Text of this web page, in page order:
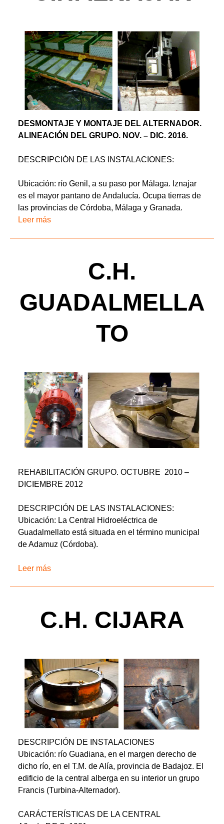
DESMONTAJE Y MONTAJE DEL ALTERNADOR.
ALINEACIÓN DEL GRUPO. NOV. – DIC. 2016.
DESCRIPCIÓN DE LAS INSTALACIONES:
Ubicación: río Genil, a su paso por Málaga. Iznajar
es el mayor pantano de Andalucía. Ocupa tierras de
las provincias de Córdoba, Málaga y Granada.
Leer más
C.H.
GUADALMELLA
TO
REHABILITACIÓN GRUPO. OCTUBRE 2010 –
DICIEMBRE 2012
DESCRIPCIÓN DE LAS INSTALACIONES:
Ubicación: La Central Hidroeléctrica de
Guadalmellato está situada en el término municipal
de Adamuz (Córdoba).
Leer más
C.H. CIJARA
DESCRIPCIÓN DE INSTALACIONES
Ubicación: río Guadiana, en el margen derecho de
dicho río, en el T.M. de Alía, provincia de Badajoz. El
edificio de la central alberga en su interior un grupo
Francis (Turbina-Alternador).
CARÁCTERÍSTICAS DE LA CENTRAL